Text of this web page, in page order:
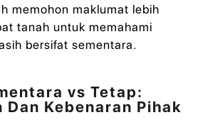
memohon maklumat lebih
tanah untuk memahami
bersifat sementara.
vs Tetap:
Dan Kebenaran Pihak